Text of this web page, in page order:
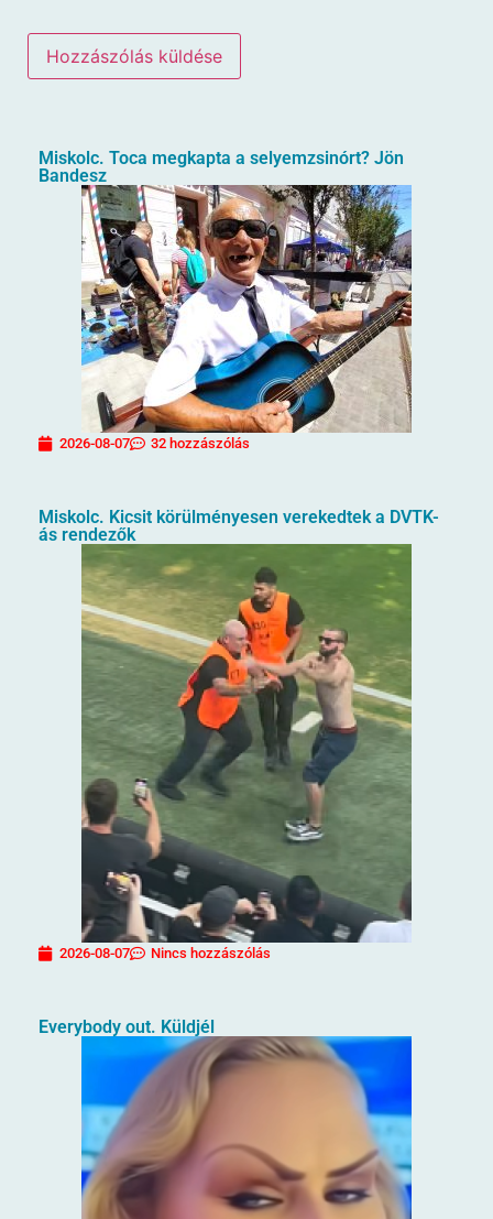
Miskolc. Toca megkapta a selyemzsinórt? Jön
Bandesz
2026-08-07 32 hozzászólás
Miskolc. Kicsit körülményesen verekedtek a DVTK-
ás rendezők
2026-08-07 Nincs hozzászólás
Everybody out. Küldjél